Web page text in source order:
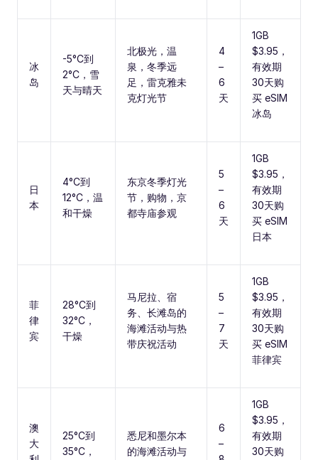
冰
岛
-5°C到
2°C，雪
天与晴天
北极光，温
泉，冬季远
足，雷克雅未
克灯光节
4
–
6
天
1GB
$3.95，
有效期
30天购
买 eSIM
冰岛
日
本
4°C到
12°C，温
和干燥
东京冬季灯光
节，购物，京
都寺庙参观
5
–
6
天
1GB
$3.95，
有效期
30天购
买 eSIM
日本
菲
律
宾
28°C到
32°C，
干燥
马尼拉、宿
务、长滩岛的
海滩活动与热
带庆祝活动
5
–
7
天
1GB
$3.95，
有效期
30天购
买 eSIM
菲律宾
澳
大
25°C到
35°C，
悉尼和墨尔本
的海滩活动与
6
–
1GB
$3.95，
有效期
30天购